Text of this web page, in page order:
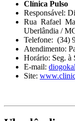
Clínica Pulso
Responsável:
Rua Rafael
Uberlândia /
Telefone: (34)
Atendimento:
Horário: Seg. à
E-mail:
Site: